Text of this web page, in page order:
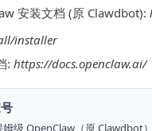
安装文档 (原 Clawdbot):
installer
: https://docs.openclaw.ai/
姆级 OpenClaw（原 Clawdbot